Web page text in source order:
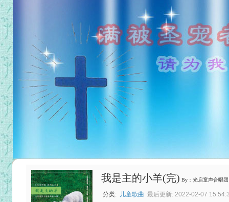
我是主的小羊(完) By：光启童声合唱团
分类: 儿童歌曲 最后更新: 2022-02-07